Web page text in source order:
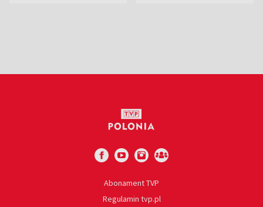
Abonament TVP
Regulamin tvp.pl